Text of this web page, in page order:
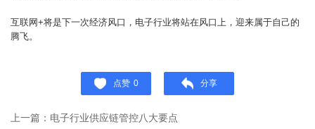
互联网+将是下一次经济风口，电子行业将站在风口上，迎来属于自己的
腾飞。
点赞 0 分享
上一篇：电子行业供应链管控八大要点